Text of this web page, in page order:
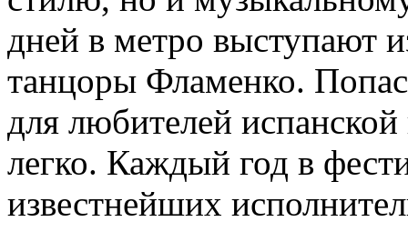
дней в метро выступают
танцоры Фламенко.
для любителей
легко. Каждый год в
известнейших